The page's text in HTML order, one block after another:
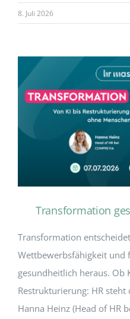
8. Juli 2026
Transformation
Transformation
Wettbewerbsfähigkeit und
gesundheitlich heraus. Ob
Restrukturierung: HR
Hanna Heinz (Head of HR